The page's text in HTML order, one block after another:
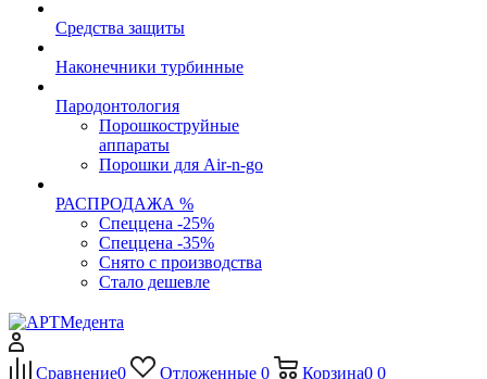
Средства защиты
Наконечники турбинные
Пародонтология
Порошкоструйные
аппараты
Порошки для Air-n-go
РАСПРОДАЖА %
Спеццена -25%
Спеццена -35%
Снято с производства
Стало дешевле
Сравнение0 Отложенные 0 Корзина0 0